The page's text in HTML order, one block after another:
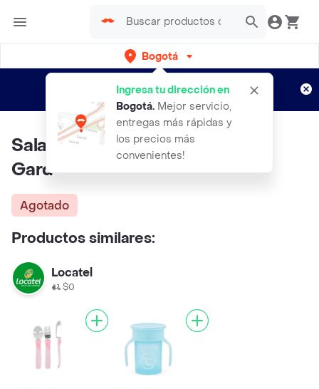
Bogotá
Ingresa tu dirección en
Bogotá. Mejor servicio,
entregas más rápidas y
los precios más
convenientes!
envíos gratis por semanas
Aplican TyC
Salad To Go Box Minnie Mouse
Gard
Agotado
Productos similares:
Locatel
$0